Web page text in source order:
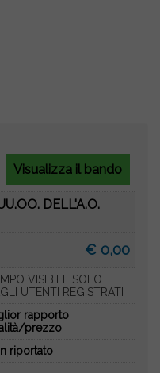
Visualizza il bando
DELL'A.O.
€ 0,00
VISIBILE SOLO
UTENTI REGISTRATI
rapporto
prezzo
riportato